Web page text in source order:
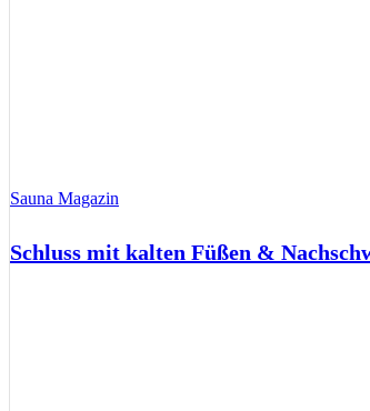
Sauna Magazin
Schluss mit kalten Füßen &